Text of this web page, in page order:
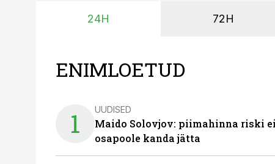
24H 72H
ENIMLOETUD
1 UUDISED
Maido Solovjov: piimahinna riski
osapoole kanda jätta